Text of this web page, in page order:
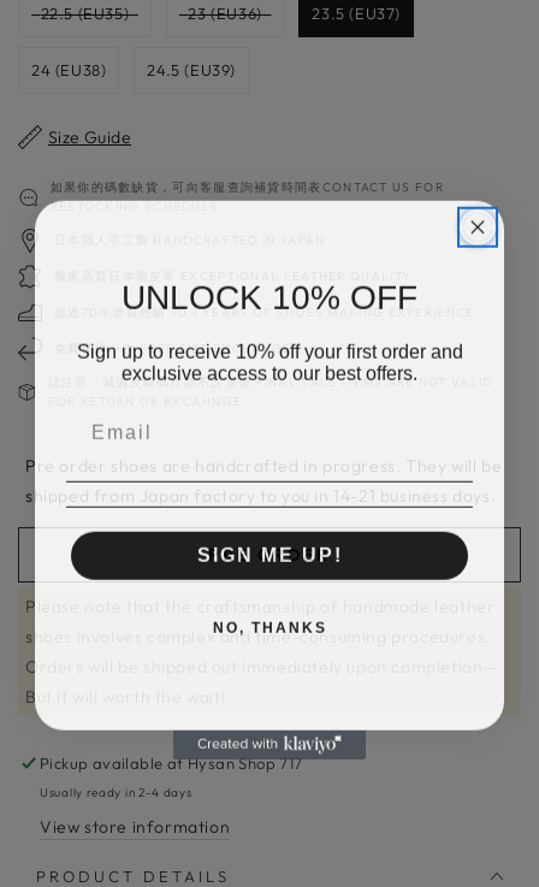
22.5 (EU35) 23 (EU36) 23.5 (EU37)
24 (EU38) 24.5 (EU39)
Size Guide
如果你的碼數缺貨，可向客服查詢補貨時間表CONTACT US FOR
RESTOCKING SCHEDULE
超過70年造鞋經驗 70＋YEARS OF SHOES MAKING EXPERIENCE
免費換碼一次 FREE SIZE EXCHANGE
請注意：減價及斷碼鞋款不設退換 FINAL SALE ITEMS ARE NOT VALID
Pre order shoes are handcrafted in progress. They will be
shipped from Japan factory to you in 14-21 business days.
PRE ORDER
Please note that the craftsmanship of handmade leather
shoes involves complex and time-consuming procedures.
Orders will be shipped out immediately upon completion—
But it will worth the wait!
Pickup available atHysan Shop 717
Usually ready in 2-4 days
View store information
PRODUCT DETAILS
UNLOCK 10% OFF
Sign up to receive 10% off your first order and
exclusive access to our best offers.
SIGN ME UP!
NO, THANKS